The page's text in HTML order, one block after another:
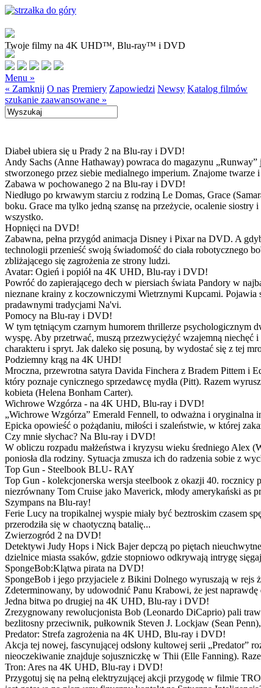
Twoje filmy na 4K UHD™, Blu-ray™ i DVD
Menu »
« Zamknij O nas Premiery Zapowiedzi Newsy Katalog filmów
szukanie zaawansowane »
Diabeł ubiera się u Prady 2 na Blu-ray i DVD!
Andy Sachs (Anne Hathaway) powraca do magazynu „Runway”
stworzonego przez siebie medialnego imperium. Znajome
Zabawa w pochowanego 2 na Blu-ray i DVD!
Niedługo po krwawym starciu z rodziną Le Domas, Grace
boku. Grace ma tylko jedną szansę na przeżycie, ocalenie
wszystko.
Hopnięci na DVD!
Zabawna, pełna przygód animacja Disney i Pixar na DVD. A
technologii przenieść swoją świadomość do ciała robotycznego
zbliżającego się zagrożenia ze strony ludzi.
Avatar: Ogień i popiół na 4K UHD, Blu-ray i DVD!
Powróć do zapierającego dech w piersiach świata Pandory w
nieznane krainy z koczowniczymi Wietrznymi Kupcami.
pradawnymi tradycjami Na'vi.
Pomocy na Blu-ray i DVD!
W tym tętniącym czarnym humorem thrillerze psychologicznym
wyspę. Aby przetrwać, muszą przezwyciężyć wzajemną niechęć
charakteru i spryt. Jak daleko się posuną, by wydostać się z tej
Podziemny krąg na 4K UHD!
Mroczna, przewrotna satyra Davida Finchera z Bradem Pittem i
który poznaje cynicznego sprzedawcę mydła (Pitt). Razem
kobieta (Helena Bonham Carter).
Wichrowe Wzgórza - na 4K UHD, Blu-ray i DVD!
„Wichrowe Wzgórza” Emerald Fennell, to odważna i
Epicka opowieść o pożądaniu, miłości i szaleństwie, w której
Czy mnie słychac? Na Blu-ray i DVD!
W obliczu rozpadu małżeństwa i kryzysu wieku średniego Alex
poniosła dla rodziny. Sytuacja zmusza ich do radzenia sobie z
Top Gun - Steelbook BLU- RAY
Top Gun - kolekcjonerska wersja steelbook z okazji 40.
niezrównany Tom Cruise jako Maverick, młody amerykański as
Szympans na Blu-ray!
Ferie Lucy na tropikalnej wyspie miały być beztroskim czasem
przerodziła się w chaotyczną batalię...
Zwierzogród 2 na DVD!
Detektywi Judy Hops i Nick Bajer depczą po piętach
dzielnice miasta ssaków, gdzie stopniowo odkrywają intrygę
SpongeBob:Klątwa pirata na DVD!
SpongeBob i jego przyjaciele z Bikini Dolnego wyruszają w
Zdeterminowany, by udowodnić Panu Krabowi, że jest
Jedna bitwa po drugiej na 4K UHD, Blu-ray i DVD!
Zrezygnowany rewolucjonista Bob (Leonardo DiCaprio) pali
bezlitosny przeciwnik, pułkownik Steven J. Lockjaw (Sean
Predator: Strefa zagrożenia na 4K UHD, Blu-ray i DVD!
Akcja tej nowej, fascynującej odsłony kultowej serii „Predator”
nieoczekiwanie znajduje sojuszniczkę w Thii (Elle Fanning).
Tron: Ares na 4K UHD, Blu-ray i DVD!
Przygotuj się na pełną elektryzującej akcji przygodę w filmie